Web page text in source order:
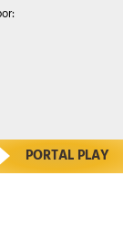
PORTAL PLAY